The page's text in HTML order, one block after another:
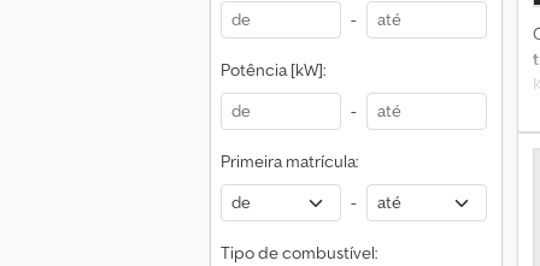
-
Potência [kW]:
-
Primeira matrícula:
-
Tipo de combustível: